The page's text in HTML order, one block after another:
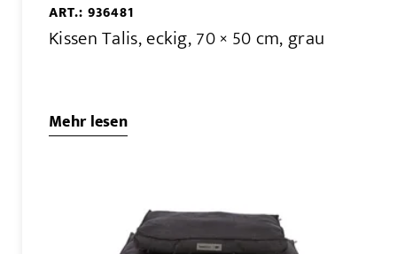
ART.: 936481
Kissen Talis, eckig, 70 × 50 cm, grau
Mehr lesen